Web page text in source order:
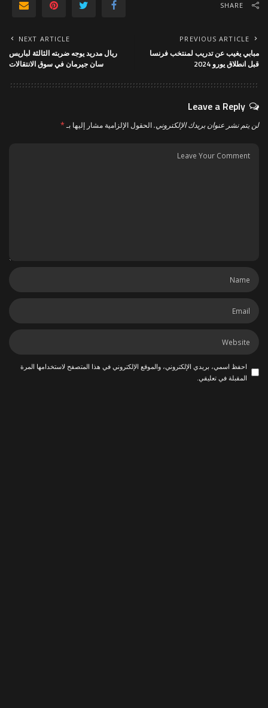
SHARE
PREVIOUS ARTICLE
مبابي يغيب عن تدريب لمنتخب فرنسا
قبل انطلاق يورو 2024
NEXT ARTICLE
ريال مدريد يوجه ضربته الثالثة لباريس
سان جيرمان في سوق الانتقالات
Leave a Reply
لن يتم نشر عنوان بريدك الإلكتروني.الحقول الإلزامية مشار إليها بـ*
احفظ اسمي، بريدي الإلكتروني، والموقع الإلكتروني في هذا المتصفح لاستخدامها المرة
المقبلة في تعليقي.